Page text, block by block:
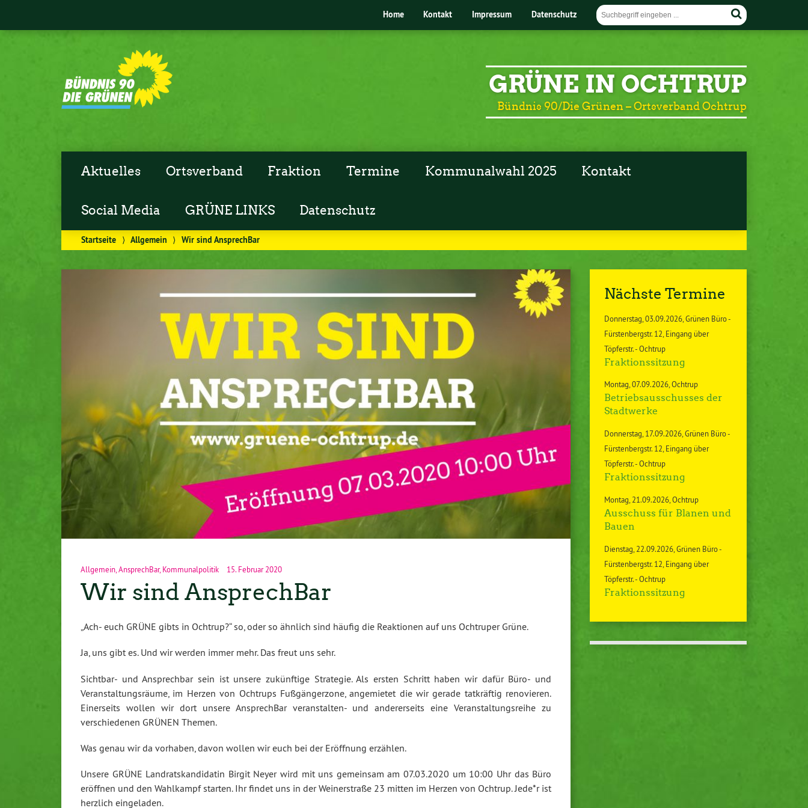
Home Kontakt Impressum Datenschutz
GRÜNE IN OCHTRUP
Bündnis 90/Die Grünen – Ortsverband Ochtrup
Aktuelles Ortsverband Fraktion Termine Kommunalwahl 2025 Kontakt
Social Media GRÜNE LINKS Datenschutz
Startseite ⟩ Allgemein ⟩ Wir sind AnsprechBar
Allgemein AnsprechBar, Kommunalpolitik 15. Februar 2020
Wir sind AnsprechBar
„Ach- euch GRÜNE gibts in Ochtrup?“ so, oder so ähnlich sind häufig die Reaktionen auf uns Ochtruper Grüne.
Ja, uns gibt es. Und wir werden immer mehr. Das freut uns sehr.
Sichtbar- und Ansprechbar sein ist unsere zukünftige Strategie. Als ersten Schritt haben wir dafür Büro- und
Veranstaltungsräume, im Herzen von Ochtrups Fußgängerzone, angemietet die wir gerade tatkräftig renovieren.
Einerseits wollen wir dort unsere AnsprechBar veranstalten- und andererseits eine Veranstaltungsreihe zu
verschiedenen GRÜNEN Themen.
Was genau wir da vorhaben, davon wollen wir euch bei der Eröffnung erzählen.
Unsere GRÜNE Landratskandidatin Birgit Neyer wird mit uns gemeinsam am 07.03.2020 um 10:00 Uhr das Büro
eröffnen und den Wahlkampf starten. Ihr findet uns in der Weinerstraße 23 mitten im Herzen von Ochtrup. Jede*r ist
herzlich eingeladen.
Nächste Termine
Donnerstag 03.09.2026 Grünen Büro -
Fürstenbergstr. 12, Eingang über
Töpferstr. - Ochtrup
Fraktionssitzung
Montag 07.09.2026 Ochtrup
Betriebsausschusses der
Stadtwerke
Donnerstag 17.09.2026 Grünen Büro -
Fürstenbergstr. 12, Eingang über
Töpferstr. - Ochtrup
Fraktionssitzung
Montag 21.09.2026 Ochtrup
Ausschuss für Blanen und
Bauen
Dienstag 22.09.2026 Grünen Büro -
Fürstenbergstr. 12, Eingang über
Töpferstr. - Ochtrup
Fraktionssitzung